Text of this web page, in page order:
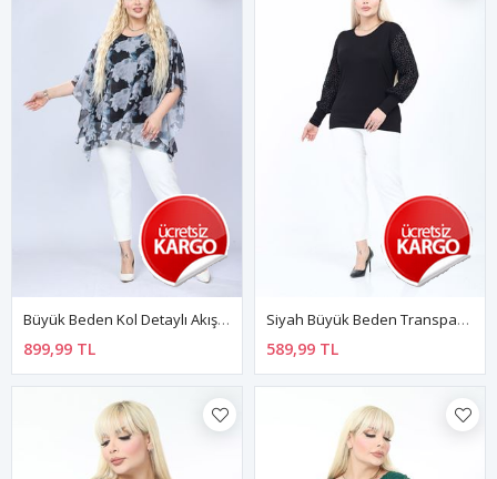
Büyük Beden Kol Detaylı Akışkan Bluz 3C-2782
899,99 TL
Siyah Büyük Beden Transparan Puantiyeli Tül Kol Bluz 5B-2776
589,99 TL